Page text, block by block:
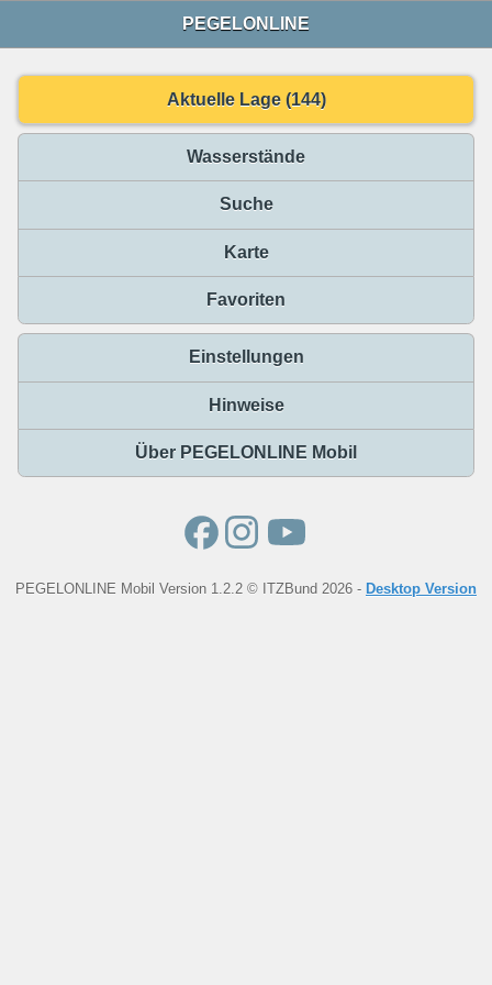
PEGELONLINE
Aktuelle Lage (144)
Wasserstände
Suche
Karte
Favoriten
Einstellungen
Hinweise
Über PEGELONLINE Mobil
PEGELONLINE Mobil Version 1.2.2 © ITZBund 2026 - Desktop Version